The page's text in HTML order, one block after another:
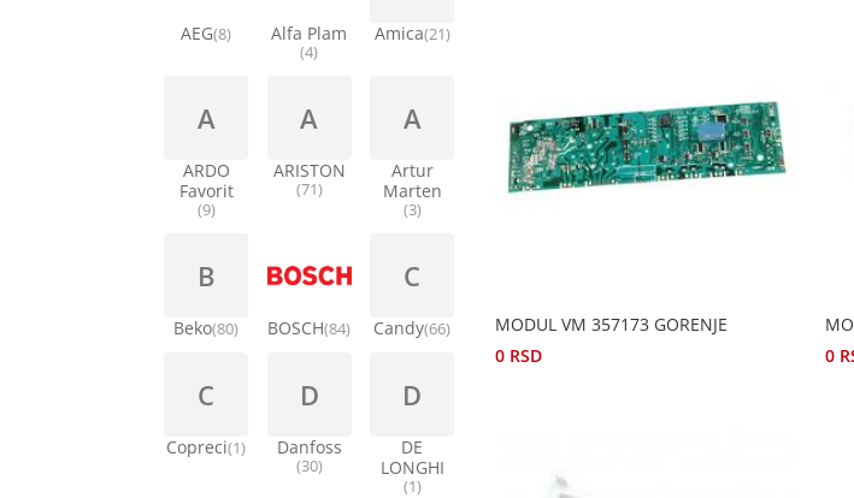
MODUL VM 357173 GORENJE
0 RSD
0
AEG(8) Alfa Plam
(4)
Amica(21)
A
ARDO
Favorit
(9)
A
ARISTON
(71)
A
Artur
Marten
(3)
B
Beko(80) BOSCH(84)
C
Candy(66)
C
Copreci(1)
D
Danfoss
(30)
D
DE
LONGHI
(1)